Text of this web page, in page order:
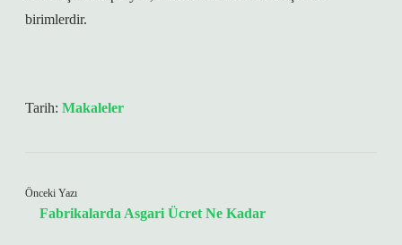
birimlerdir.
Tarih: Makaleler
Önceki Yazı
Fabrikalarda Asgari Ücret Ne Kadar